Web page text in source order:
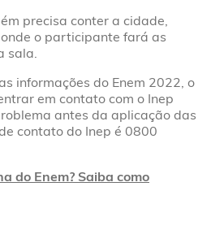
precisa conter a cidade,
o participante fará as
sala.
informações do Enem 2022, o
em contato com o Inep
antes da aplicação das
contato do Inep é 0800
do Enem? Saiba como